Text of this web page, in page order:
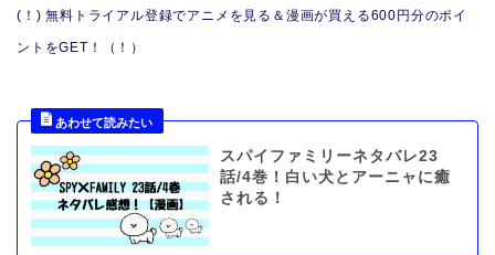
(！) 無料トライアル登録でアニメを見る＆漫画が買える600円分のポイ
ントをGET！（！）
スパイファミリーネタバレ23
話/4巻！白い犬とアーニャに癒
される！